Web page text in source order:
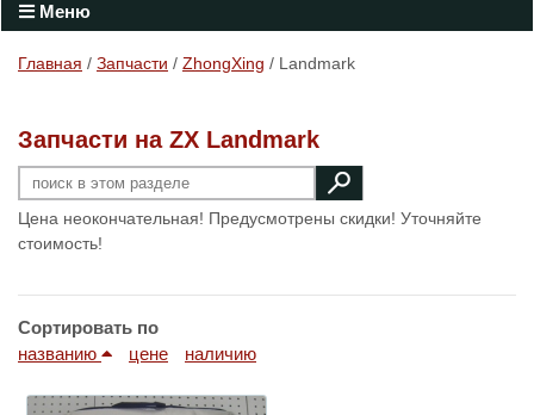
Меню
Главная / Запчасти / ZhongXing / Landmark
Запчасти на ZX Landmark
Цена неокончательная! Предусмотрены скидки! Уточняйте
стоимость!
Сортировать по
названию
цене наличию